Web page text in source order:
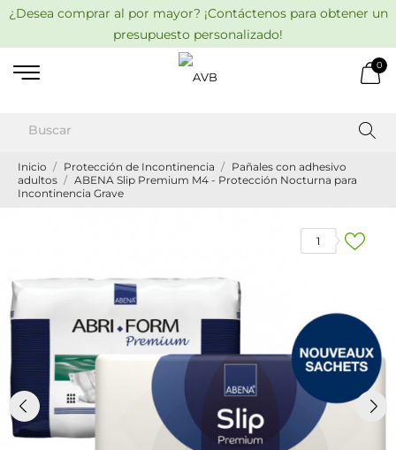
¿Desea comprar al por mayor? ¡Contáctenos para obtener un
presupuesto personalizado!
0
Inicio Protección de Incontinencia
Pañales con adhesivo
adultos
ABENA Slip Premium M4 - Protección Nocturna para
Incontinencia Grave
1